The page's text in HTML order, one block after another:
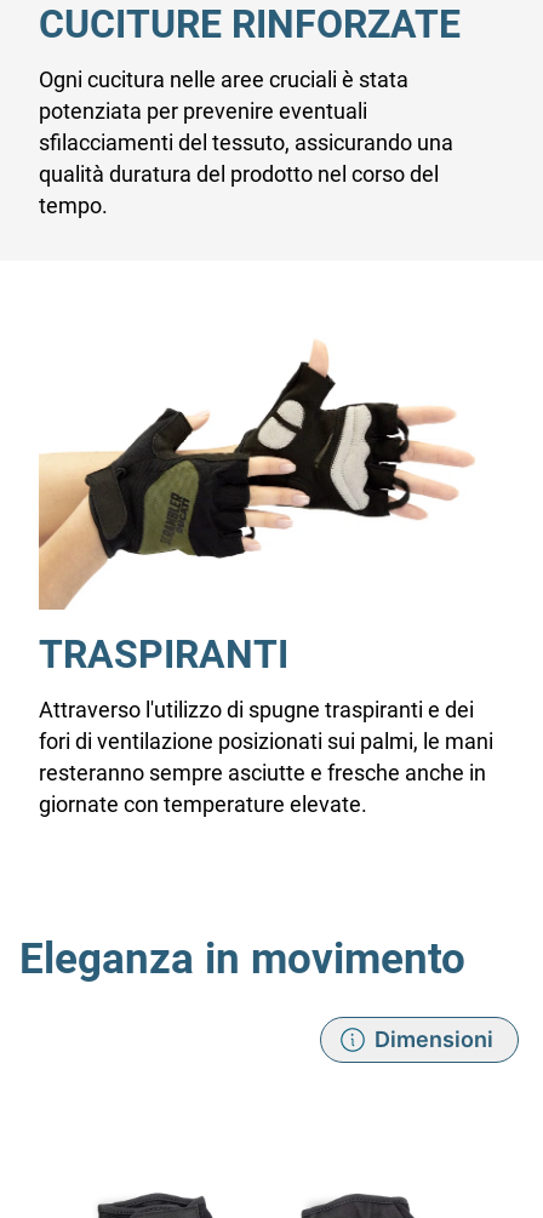
CUCITURE RINFORZATE
Ogni cucitura nelle aree cruciali è stata
potenziata per prevenire eventuali
sfilacciamenti del tessuto, assicurando una
qualità duratura del prodotto nel corso del
tempo.
TRASPIRANTI
Attraverso l'utilizzo di spugne traspiranti e dei
fori di ventilazione posizionati sui palmi, le mani
resteranno sempre asciutte e fresche anche in
giornate con temperature elevate.
Eleganza in movimento
Dimensioni